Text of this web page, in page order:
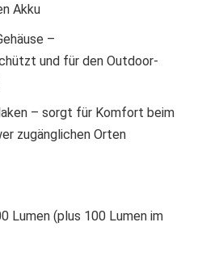
Akku
–
und für den Outdoor-
– sorgt für Komfort beim
zugänglichen Orten
Lumen (plus 100 Lumen im